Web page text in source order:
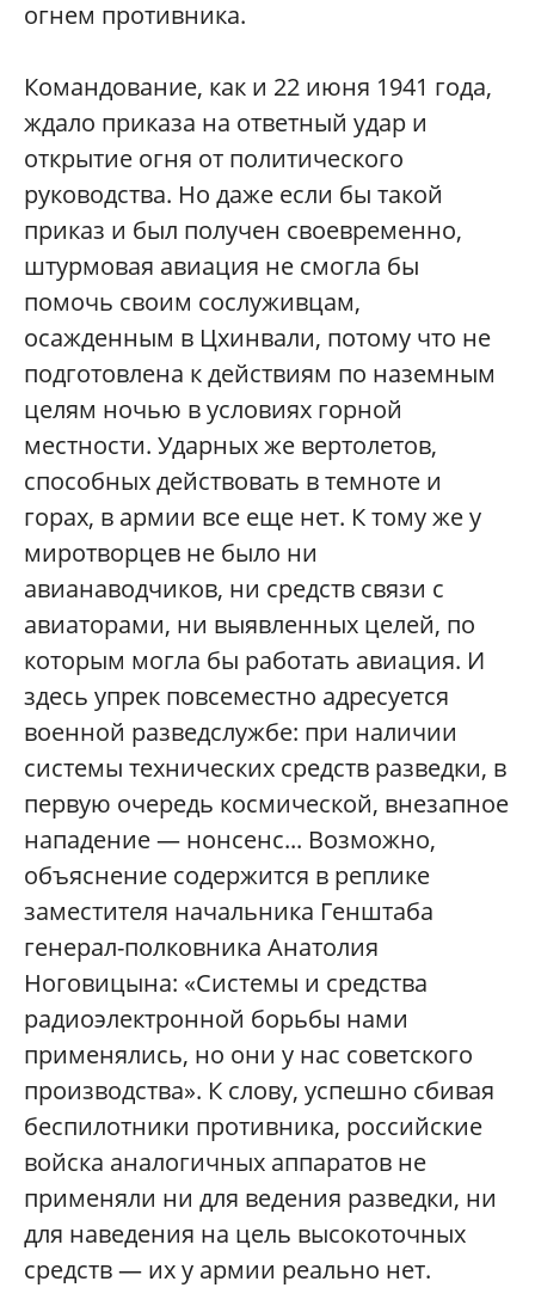
огнем противника.
Командование, как и 22 июня 1941 года,
ждало приказа на ответный удар и
открытие огня от политического
руководства. Но даже если бы такой
приказ и был получен своевременно,
штурмовая авиация не смогла бы
помочь своим сослуживцам,
осажденным в Цхинвали, потому что не
подготовлена к действиям по наземным
целям ночью в условиях горной
местности. Ударных же вертолетов,
способных действовать в темноте и
горах, в армии все еще нет. К тому же у
миротворцев не было ни
авианаводчиков, ни средств связи с
авиаторами, ни выявленных целей, по
которым могла бы работать авиация. И
здесь упрек повсеместно адресуется
военной разведслужбе: при наличии
системы технических средств разведки, в
первую очередь космической, внезапное
нападение — нонсенс... Возможно,
объяснение содержится в реплике
заместителя начальника Генштаба
генерал-полковника Анатолия
Ноговицына: «Системы и средства
радиоэлектронной борьбы нами
применялись, но они у нас советского
производства». К слову, успешно сбивая
беспилотники противника, российские
войска аналогичных аппаратов не
применяли ни для ведения разведки, ни
для наведения на цель высокоточных
средств — их у армии реально нет.